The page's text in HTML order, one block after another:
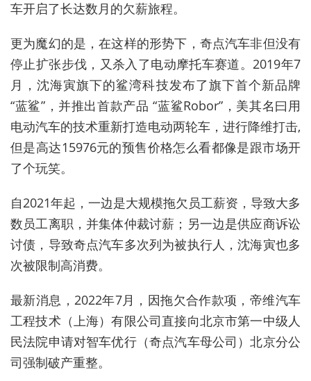
车开启了长达数月的欠薪旅程。
更为魔幻的是，在这样的形势下，奇点汽车非但没有
停止扩张步伐，又杀入了电动摩托车赛道。2019年7
月，沈海寅旗下的鲨湾科技发布了旗下首个新品牌
“蓝鲨”，并推出首款产品 “蓝鲨Robor”，美其名曰用
电动汽车的技术重新打造电动两轮车，进行降维打击,
但是高达15976元的预售价格怎么看都像是跟市场开
了个玩笑。
自2021年起，一边是大规模拖欠员工薪资，导致大多
数员工离职，并集体仲裁讨薪；另一边是供应商诉讼
讨债，导致奇点汽车多次列为被执行人，沈海寅也多
次被限制高消费。
最新消息，2022年7月，因拖欠合作款项，帝维汽车
工程技术（上海）有限公司直接向北京市第一中级人
民法院申请对智车优行（奇点汽车母公司）北京分公
司强制破产重整。